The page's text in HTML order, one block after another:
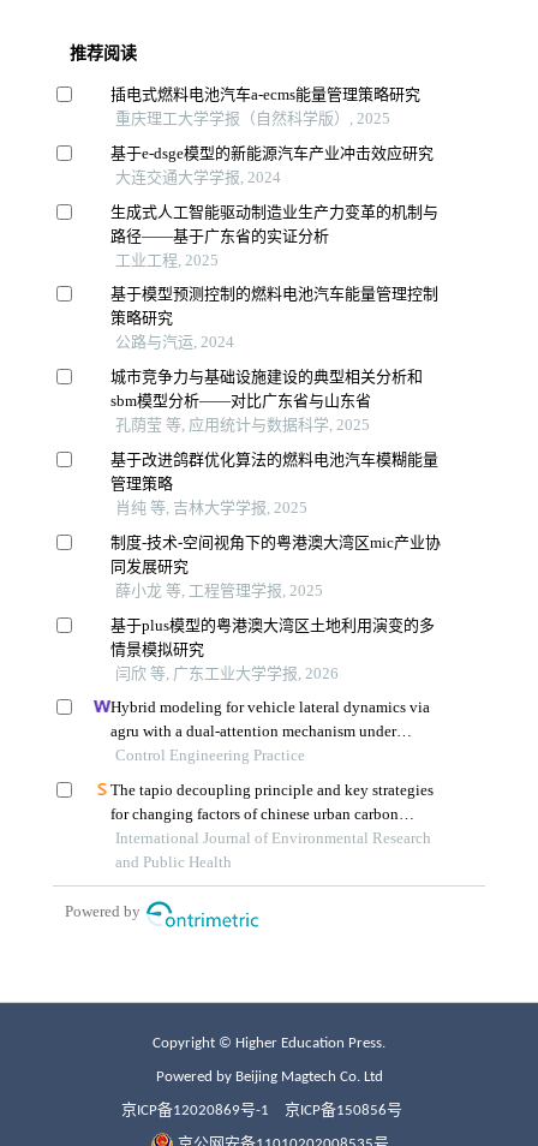
Copyright © Higher Education Press.
Powered by Beijing Magtech Co. Ltd
京ICP备12020869号-1 京ICP备150856号